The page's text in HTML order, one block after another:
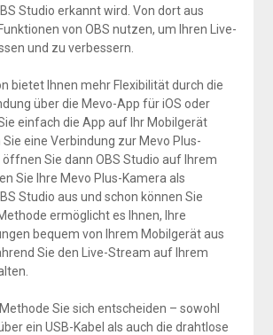
Studio erkannt wird. Von dort aus
von OBS nutzen, um Ihren Live-
und zu verbessern.
bietet Ihnen mehr Flexibilität durch die
über die Mevo-App für iOS oder
einfach die App auf Ihr Mobilgerät
eine Verbindung zur Mevo Plus-
öffnen Sie dann OBS Studio auf Ihrem
Sie Ihre Mevo Plus-Kamera als
Studio aus und schon können Sie
ermöglicht es Ihnen, Ihre
bequem von Ihrem Mobilgerät aus
Sie den Live-Stream auf Ihrem
Sie sich entscheiden – sowohl
ein USB-Kabel als auch die drahtlose